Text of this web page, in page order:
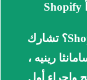
تشارك
رينيه ،
أول